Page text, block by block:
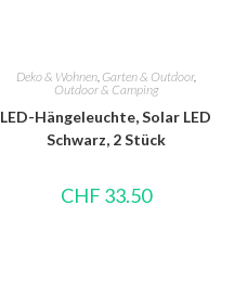
Deko & Wohnen, Garten & Outdoor,
Outdoor & Camping
LED-Hängeleuchte, Solar LED
Schwarz, 2 Stück
CHF 33.50